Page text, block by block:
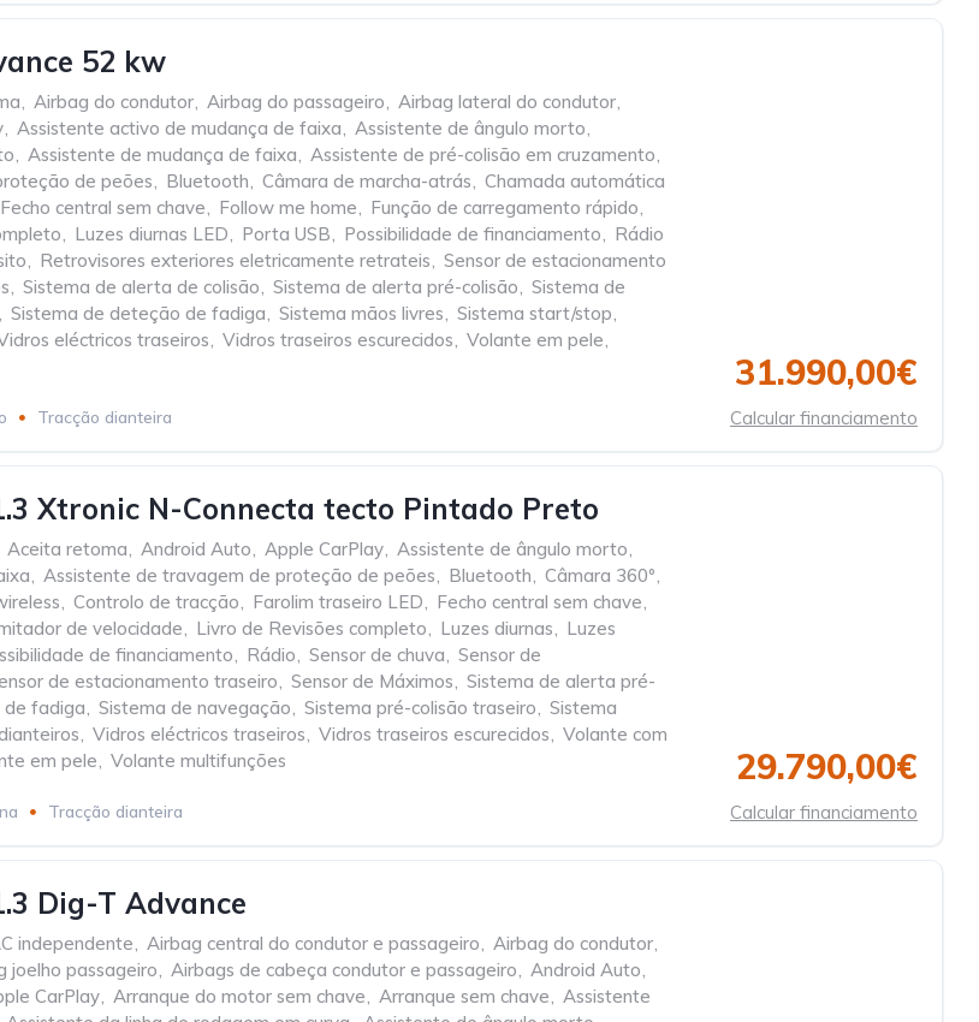
52 kw
, Airbag do condutor, Airbag do passageiro, Airbag lateral do condutor,
, Assistente activo de mudança de faixa, Assistente de ângulo morto,
, Assistente de mudança de faixa, Assistente de pré-colisão em cruzamento,
de peões, Bluetooth, Câmara de marcha-atrás, Chamada automática
Fecho central sem chave, Follow me home, Função de carregamento rápido,
, Luzes diurnas LED, Porta USB, Possibilidade de financiamento, Rádio
, Retrovisores exteriores eletricamente retrateis, Sensor de estacionamento
, Sistema de alerta de colisão, Sistema de alerta pré-colisão, Sistema de
, Sistema de deteção de fadiga, Sistema mãos livres, Sistema start/stop,
eléctricos traseiros, Vidros traseiros escurecidos, Volante em pele,
Tracção dianteira
31.990,00€
Calcular financiamento
Xtronic N-Connecta tecto Pintado Preto
Aceita retoma, Android Auto, Apple CarPlay, Assistente de ângulo morto,
, Assistente de travagem de proteção de peões, Bluetooth, Câmara 360º,
, Controlo de tracção, Farolim traseiro LED, Fecho central sem chave,
de velocidade, Livro de Revisões completo, Luzes diurnas, Luzes
de financiamento, Rádio, Sensor de chuva, Sensor de
de estacionamento traseiro, Sensor de Máximos, Sistema de alerta pré-
fadiga, Sistema de navegação, Sistema pré-colisão traseiro, Sistema
, Vidros eléctricos traseiros, Vidros traseiros escurecidos, Volante com
em pele, Volante multifunções
Tracção dianteira
29.790,00€
Calcular financiamento
Dig-T Advance
independente, Airbag central do condutor e passageiro, Airbag do condutor,
joelho passageiro, Airbags de cabeça condutor e passageiro, Android Auto,
CarPlay, Arranque do motor sem chave, Arranque sem chave, Assistente